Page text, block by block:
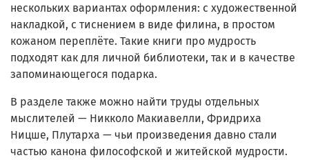
нескольких вариантах оформления: с художественной
накладкой, с тиснением в виде филина, в простом
кожаном переплёте. Такие книги про мудрость
подходят как для личной библиотеки, так и в качестве
запоминающегося подарка.
В разделе также можно найти труды отдельных
мыслителей — Никколо Макиавелли, Фридриха
Ницше, Плутарха — чьи произведения давно стали
частью канона философской и житейской мудрости.